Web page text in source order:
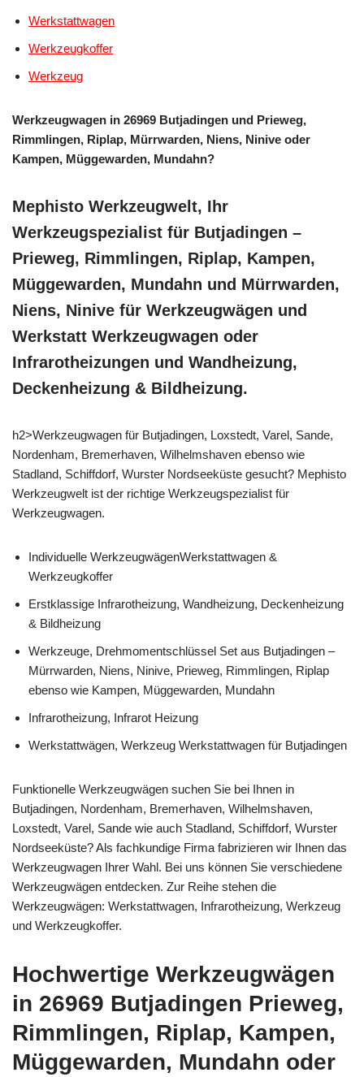
Werkstattwagen
Werkzeugkoffer
Werkzeug
Werkzeugwagen in 26969 Butjadingen und Prieweg,
Rimmlingen, Riplap, Mürrwarden, Niens, Ninive oder
Kampen, Müggewarden, Mundahn?
Mephisto Werkzeugwelt, Ihr
Werkzeugspezialist für Butjadingen –
Prieweg, Rimmlingen, Riplap, Kampen,
Müggewarden, Mundahn und Mürrwarden,
Niens, Ninive für Werkzeugwägen und
Werkstatt Werkzeugwagen oder
Infrarotheizungen und Wandheizung,
Deckenheizung & Bildheizung.
h2>Werkzeugwagen für Butjadingen, Loxstedt, Varel, Sande,
Nordenham, Bremerhaven, Wilhelmshaven ebenso wie
Stadland, Schiffdorf, Wurster Nordseeküste gesucht? Mephisto
Werkzeugwelt ist der richtige Werkzeugspezialist für
Werkzeugwagen.
Individuelle WerkzeugwägenWerkstattwagen &
Werkzeugkoffer
Erstklassige Infrarotheizung, Wandheizung, Deckenheizung
& Bildheizung
Werkzeuge, Drehmomentschlüssel Set aus Butjadingen –
Mürrwarden, Niens, Ninive, Prieweg, Rimmlingen, Riplap
ebenso wie Kampen, Müggewarden, Mundahn
Infrarotheizung, Infrarot Heizung
Werkstattwägen, Werkzeug Werkstattwagen für Butjadingen
Funktionelle Werkzeugwägen suchen Sie bei Ihnen in
Butjadingen, Nordenham, Bremerhaven, Wilhelmshaven,
Loxstedt, Varel, Sande wie auch Stadland, Schiffdorf, Wurster
Nordseeküste? Als fachkundige Firma fabrizieren wir Ihnen das
Werkzeugwagen Ihrer Wahl. Bei uns können Sie verschiedene
Werkzeugwägen entdecken. Zur Reihe stehen die
Werkzeugwägen: Werkstattwagen, Infrarotheizung, Werkzeug
und Werkzeugkoffer.
Hochwertige Werkzeugwägen
in 26969 Butjadingen Prieweg,
Rimmlingen, Riplap, Kampen,
Müggewarden, Mundahn oder